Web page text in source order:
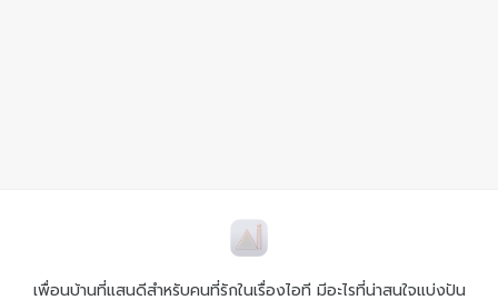
เพื่อนบ้านที่แสนดีสำหรับคนที่รักในเรื่องไอที มีอะไรที่น่าสนใจแบ่งปัน